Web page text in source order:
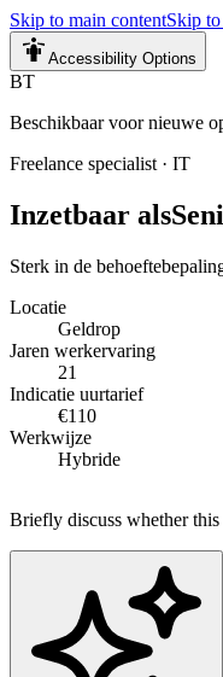
Skip to main contentSkip
Accessibility Options
BT
Beschikbaar voor nieuwe
Freelance specialist · IT
Inzetbaar als
Sterk in de
Locatie
Geldrop
Jaren werkervaring
21
Indicatie uurtarief
€110
Werkwijze
Hybride
Briefly discuss whether